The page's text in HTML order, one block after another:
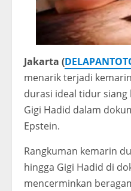
Jakarta (
menarik terjadi
durasi ideal tidur
Gigi Hadid dalam
Epstein.
Rangkuman kemarin
hingga Gigi Hadid di
mencerminkan